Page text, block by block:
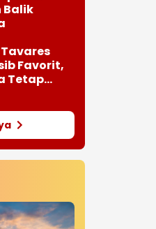
Balik
Favorit,
Tetap